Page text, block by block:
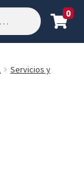
0
Servicios y